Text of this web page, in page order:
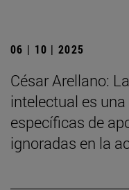
06 | 10 | 2025
César Arellano:
intelectual es
específicas de
ignoradas en la